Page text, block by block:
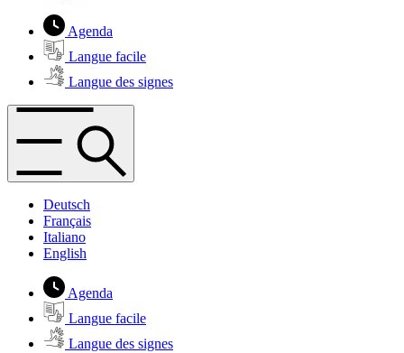
Agenda
Langue facile
Langue des signes
Deutsch
Français
Italiano
English
Agenda
Langue facile
Langue des signes